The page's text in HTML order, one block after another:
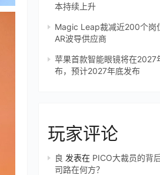
本持续上升
Magic Leap裁减近200个岗
AR波导供应商
苹果首款智能眼镜将在2027
布，预计2027年底发布
玩家评论
良 发表在 PICO大裁员的背
司路在何方？